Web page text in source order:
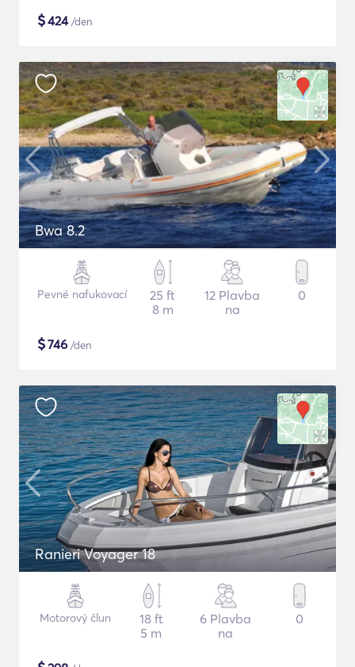
$424/den
Bwa 8.2
Pevné nafukovací
25 ft
8 m
12 Plavba
na
0
$746 /den
Ranieri Voyager 18
Motorový člun
18 ft
5 m
6 Plavba
na
0